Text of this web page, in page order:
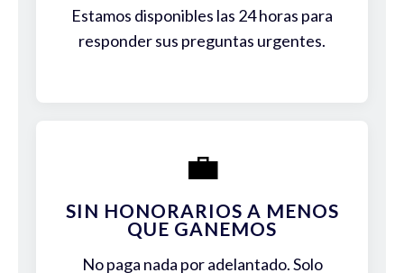
Estamos disponibles las 24 horas para
responder sus preguntas urgentes.
💼
SIN HONORARIOS A MENOS
QUE GANEMOS
No paga nada por adelantado. Solo